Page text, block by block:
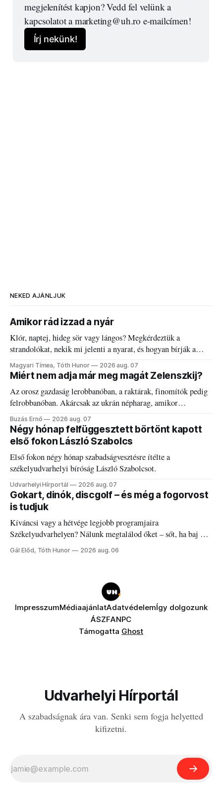
megjelenítést kapjon? Vedd fel velünk a
kapcsolatot a marketing@uh.ro e-mailcímen!
Írj nekünk!
NEKED AJÁNLJUK
Amikor rád izzad a nyár
Klór, naptej, hideg sör vagy lángos? Megkérdeztük a
strandolókat, nekik mi jelenti a nyarat, és hogyan bírják a
kánikulát.
Magyari Tímea, Tóth Hunor 2026 aug. 07
Miért nem adja már meg magát Zelenszkij?
Az orosz gazdaság lerobbanóban, a raktárak, finomítók pedig
felrobbanóban. Akárcsak az ukrán népharag, amikor
elégedetlen vezetőivel.
Buzás Ernő 2026 aug. 07
Négy hónap felfüggesztett börtönt kapott
első fokon László Szabolcs
Első fokon négy hónap szabadságvesztésre ítélte a
székelyudvarhelyi bíróság László Szabolcsot.
Udvarhelyi Hírportál 2026 aug. 07
Gokart, dinók, discgolf – és még a fogorvost
is tudjuk
Kíváncsi vagy a hétvége legjobb programjaira
Székelyudvarhelyen? Nálunk megtalálod őket – sőt, ha baj van
a fogaddal, a fogorvosi ügyeletet is!
Gál Előd, Tóth Hunor 2026 aug. 06
ImpresszumMédiaajánlatAdatvédelemÍgy dolgozunk
ÁSZFANPC
Támogatta Ghost
Udvarhelyi Hírportál
A szabadságnak ára van. Senki sem fogja helyetted
kifizetni.